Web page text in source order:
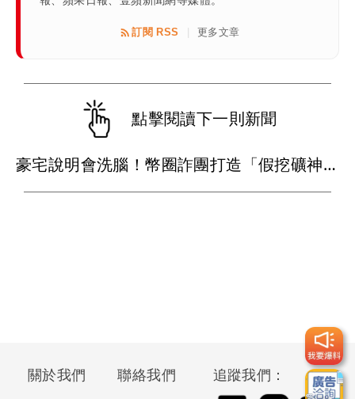
訂閱 RSS 更多文章
點擊閱讀下一則新聞
豪宅說明會洗腦！幣圈詐團打造「假挖礦神器」吸金 警跨4縣市逮主嫌
關於我們
聯絡我們
追蹤我們：